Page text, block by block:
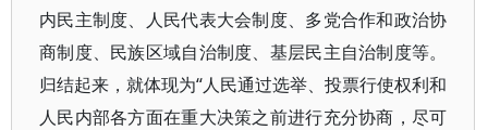
内民主制度、人民代表大会制度、多党合作和政治协
商制度、民族区域自治制度、基层民主自治制度等。
归结起来，就体现为“人民通过选举、投票行使权利和
人民内部各方面在重大决策之前进行充分协商，尽可